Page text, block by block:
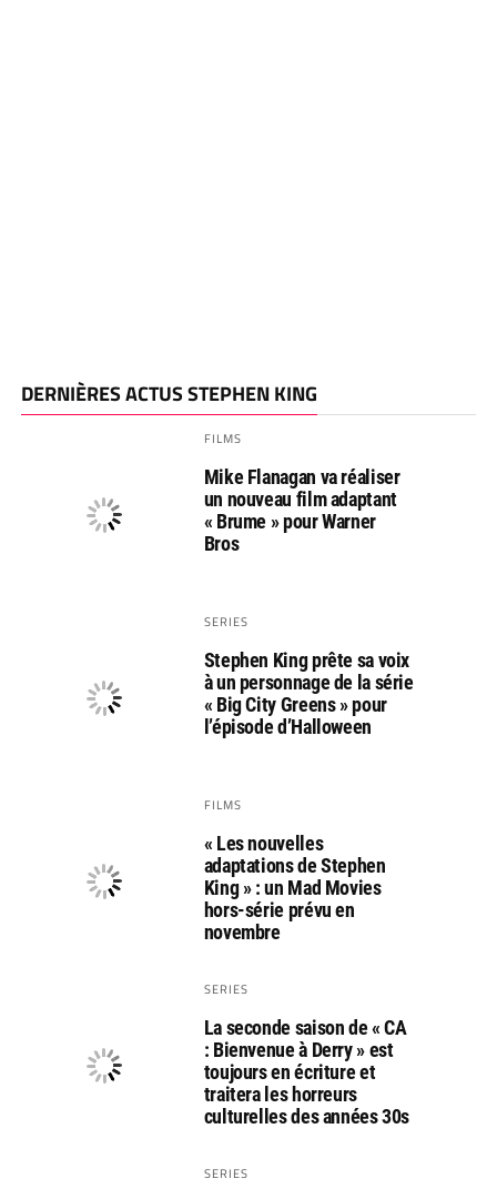
DERNIÈRES ACTUS STEPHEN KING
FILMS
Mike Flanagan va réaliser
un nouveau film adaptant
« Brume » pour Warner
Bros
SERIES
Stephen King prête sa voix
à un personnage de la série
« Big City Greens » pour
l’épisode d’Halloween
FILMS
« Les nouvelles
adaptations de Stephen
King » : un Mad Movies
hors-série prévu en
novembre
SERIES
La seconde saison de « CA
: Bienvenue à Derry » est
toujours en écriture et
traitera les horreurs
culturelles des années 30s
SERIES